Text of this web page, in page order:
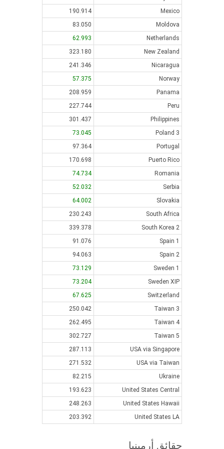
Mexico
190.914
Moldova
83.050
Netherlands
62.993
New Zealand
323.180
Nicaragua
241.346
Norway
57.375
Panama
208.959
Peru
227.744
Philippines
301.437
Poland 3
73.045
Portugal
97.364
Puerto Rico
170.698
Romania
74.734
Serbia
52.032
Slovakia
64.002
South Africa
230.243
South Korea 2
339.378
Spain 1
91.076
Spain 2
94.063
Sweden 1
73.129
Sweden XIP
73.204
Switzerland
67.625
Taiwan 3
250.042
Taiwan 4
262.495
Taiwan 5
302.727
USA via Singapore
287.113
USA via Taiwan
271.532
Ukraine
82.215
United States Central
193.623
United States Hawaii
248.263
United States LA
203.392
حقائق أرمينيا